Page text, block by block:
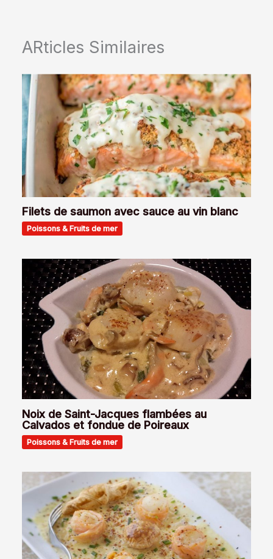
ARticles Similaires
Filets de saumon avec sauce au vin blanc
Poissons & Fruits de mer
Noix de Saint-Jacques flambées au
Calvados et fondue de Poireaux
Poissons & Fruits de mer